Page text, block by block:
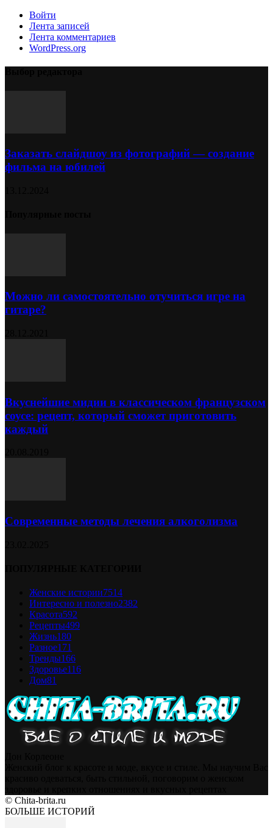
Войти
Лента записей
Лента комментариев
WordPress.org
Заказать слайдшоу из фотографий — создание
фильма на юбилей
Можно ли самостоятельно отучиться игре на
гитаре?
Вкуснейшие мидии в классическом французском
соусе: рецепт, который сможет приготовить
каждый
Современные методы лечения алкоголизма
Женские истории7514
Интересно и полезно2382
Красота592
Рецепты499
Жизнь180
Разное171
Тренды166
Здоровье116
Дом81
© Chita-brita.ru
БОЛЬШЕ ИСТОРИЙ